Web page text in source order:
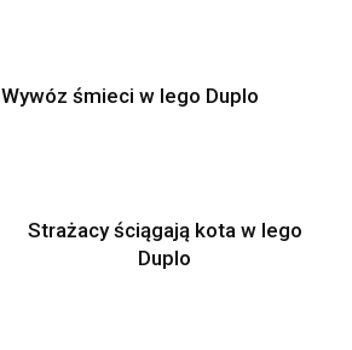
Wywóz śmieci w lego Duplo
Strażacy ściągają kota w lego
Duplo